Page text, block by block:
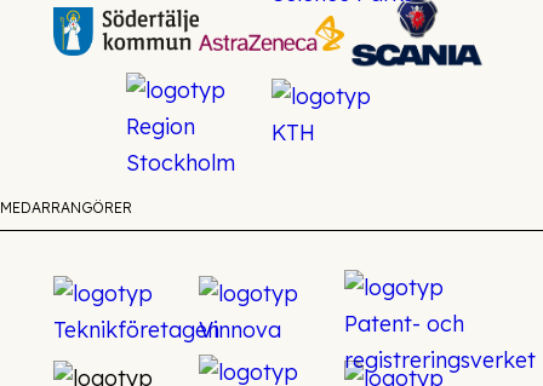
MEDARRANGÖRER